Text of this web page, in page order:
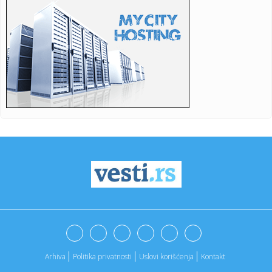
12:56:
Zločin...
12:56:Jana posjetila rodno selo na Kosovu: Pokazala kuću u kojoj
je od...
12:56:Novi početak za "Saničane": Osnovano preduzeće koje će
upravl...
12:56:Četvrto ljeto zaredom Trg slobode postaje Naše mjesto -
Bingo L...
ChatGPT želi dio tržišta kojim dominiraju Google i Amazon
Opasno kod Odese: Pogođen njemački brod
12:56:Srednja klasa nikad jača: Ovi telefoni pariraju najskupljima
Arhiva Politika privatnosti Uslovi korišćenja Kontakt